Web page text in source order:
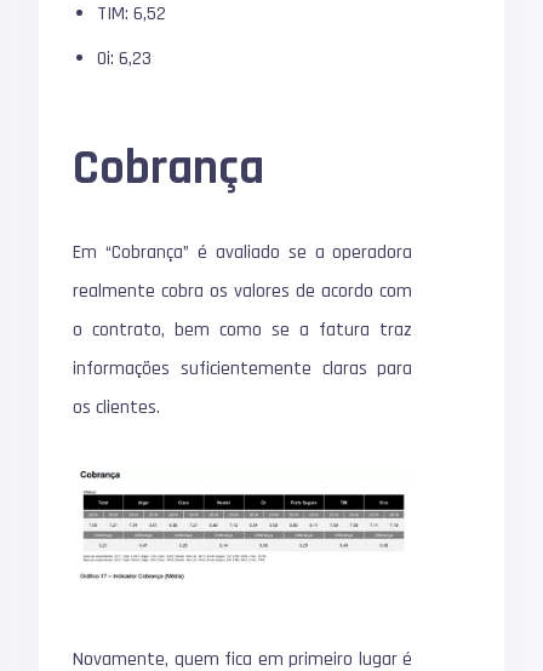
TIM: 6,52
Oi: 6,23
Cobrança
Em “Cobrança” é avaliado se a operadora
realmente cobra os valores de acordo com
o contrato, bem como se a fatura traz
informações suficientemente claras para
os clientes.
Novamente, quem fica em primeiro lugar é